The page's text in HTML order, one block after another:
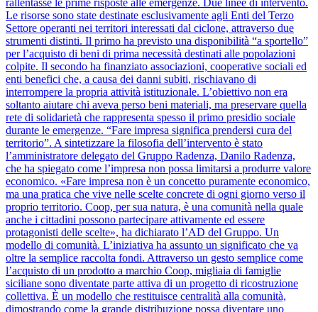
Le risorse sono state destinate esclusivamente agli Enti del Terzo
Settore operanti nei territori interessati dal ciclone, attraverso due
strumenti distinti. Il primo ha previsto una disponibilità “a sportello”
per l’acquisto di beni di prima necessità destinati alle popolazioni
colpite. Il secondo ha finanziato associazioni, cooperative sociali ed
enti benefici che, a causa dei danni subiti, rischiavano di
interrompere la propria attività istituzionale. L’obiettivo non era
soltanto aiutare chi aveva perso beni materiali, ma preservare quella
rete di solidarietà che rappresenta spesso il primo presidio sociale
durante le emergenze. “Fare impresa significa prendersi cura del
territorio”. A sintetizzare la filosofia dell’intervento è stato
l’amministratore delegato del Gruppo Radenza, Danilo Radenza,
che ha spiegato come l’impresa non possa limitarsi a produrre valore
economico. «Fare impresa non è un concetto puramente economico,
ma una pratica che vive nelle scelte concrete di ogni giorno verso il
proprio territorio. Coop, per sua natura, è una comunità nella quale
anche i cittadini possono partecipare attivamente ed essere
protagonisti delle scelte», ha dichiarato l’AD del Gruppo. Un
modello di comunità. L’iniziativa ha assunto un significato che va
oltre la semplice raccolta fondi. Attraverso un gesto semplice come
l’acquisto di un prodotto a marchio Coop, migliaia di famiglie
siciliane sono diventate parte attiva di un progetto di ricostruzione
collettiva. È un modello che restituisce centralità alla comunità,
dimostrando come la grande distribuzione possa diventare uno